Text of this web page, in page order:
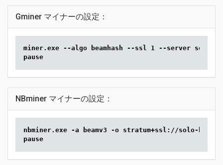
Gminer マイナーの設定：
miner.exe --algo beamhash --ssl 1 --server solo-
pause
NBminer マイナーの設定：
nbminer.exe -a beamv3 -o stratum+ssl://solo-
pause